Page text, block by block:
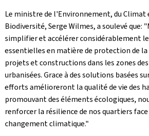
Le ministre de l'Environnement, du Climat
Biodiversité, Serge Wilmes, a soulevé que:
simplifier et accélérer considérablement
essentielles en matière de protection de
projets et constructions dans les zones
urbanisées. Grace à des solutions basées
efforts amélioreront la qualité de vie des
promouvant des éléments écologiques,
renforcer la résilience de nos quartiers
changement climatique."